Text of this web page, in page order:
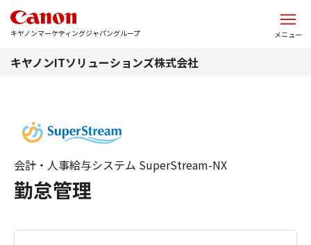
キヤノンマーケティングジャパングループ メニュー
キヤノンITソリューションズ株式会社
勤怠管理
会計・人事給与システム SuperStream-NX